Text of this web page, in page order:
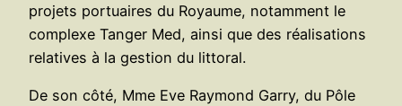
projets portuaires du Royaume, notamment le
complexe Tanger Med, ainsi que des réalisations
relatives à la gestion du littoral.
De son côté, Mme Eve Raymond Garry, du Pôle